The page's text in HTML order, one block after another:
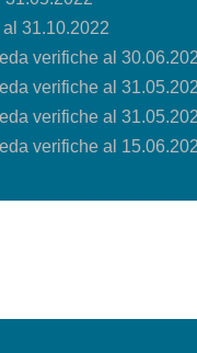
31.10.2022
verifiche al
verifiche al
verifiche al
verifiche al